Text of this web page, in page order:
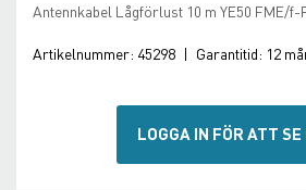
Antennkabel Lågförlust 10 m YE50 FME/f-
Artikelnummer: 45298 | Garantitid: 12
LOGGA IN FÖR ATT SE
gallery
images